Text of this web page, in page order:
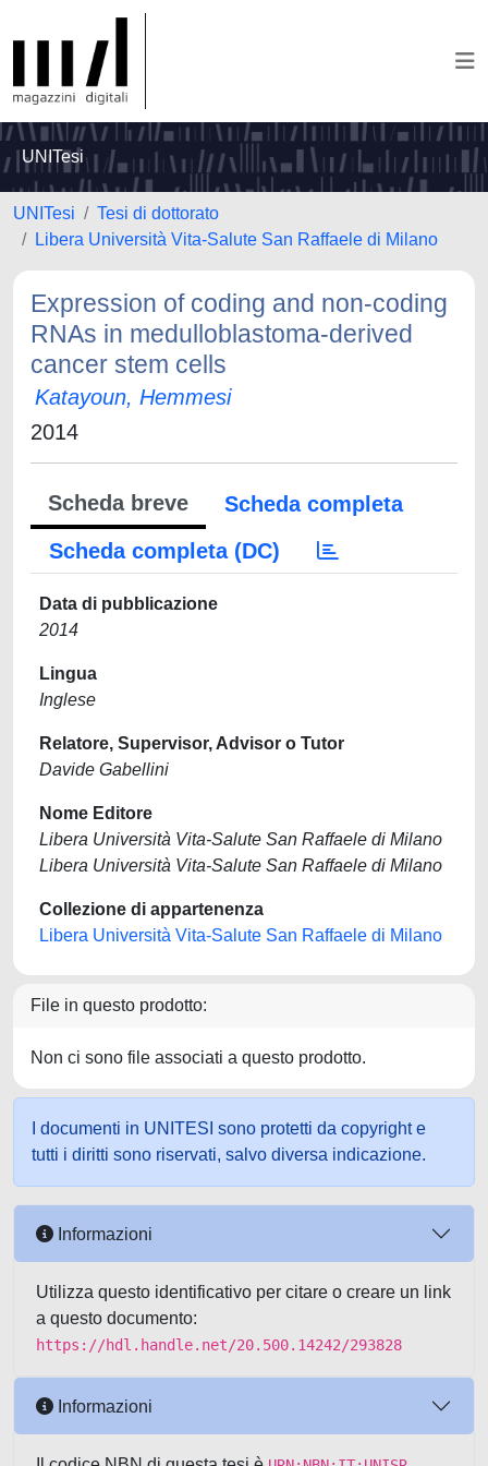
UNITesi
UNITesi
Tesi di dottorato
Libera Università Vita-Salute San Raffaele di Milano
Expression of coding and non-coding
RNAs in medulloblastoma-derived
cancer stem cells
Katayoun, Hemmesi
2014
Scheda breve
Scheda completa
Scheda completa (DC)
Data di pubblicazione
2014
Lingua
Inglese
Relatore, Supervisor, Advisor o Tutor
Davide Gabellini
Nome Editore
Libera Università Vita-Salute San Raffaele di Milano
Libera Università Vita-Salute San Raffaele di Milano
Collezione di appartenenza
Libera Università Vita-Salute San Raffaele di Milano
File in questo prodotto:
Non ci sono file associati a questo prodotto.
I documenti in UNITESI sono protetti da copyright e
tutti i diritti sono riservati, salvo diversa indicazione.
Informazioni
Utilizza questo identificativo per citare o creare un link
a questo documento:
https://hdl.handle.net/20.500.14242/293828
Informazioni